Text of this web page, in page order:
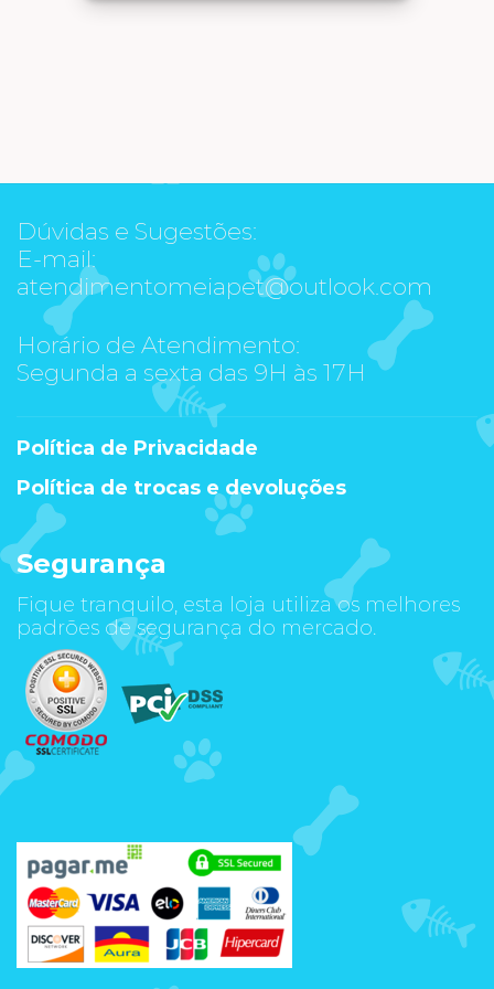
Dúvidas e Sugestões:
E-mail:
atendimentomeiapet@outlook.com
Horário de Atendimento:
Segunda a sexta das 9H às 17H
Política de Privacidade
Política de trocas e devoluções
Segurança
Fique tranquilo, esta loja utiliza os melhores
padrões de segurança do mercado.